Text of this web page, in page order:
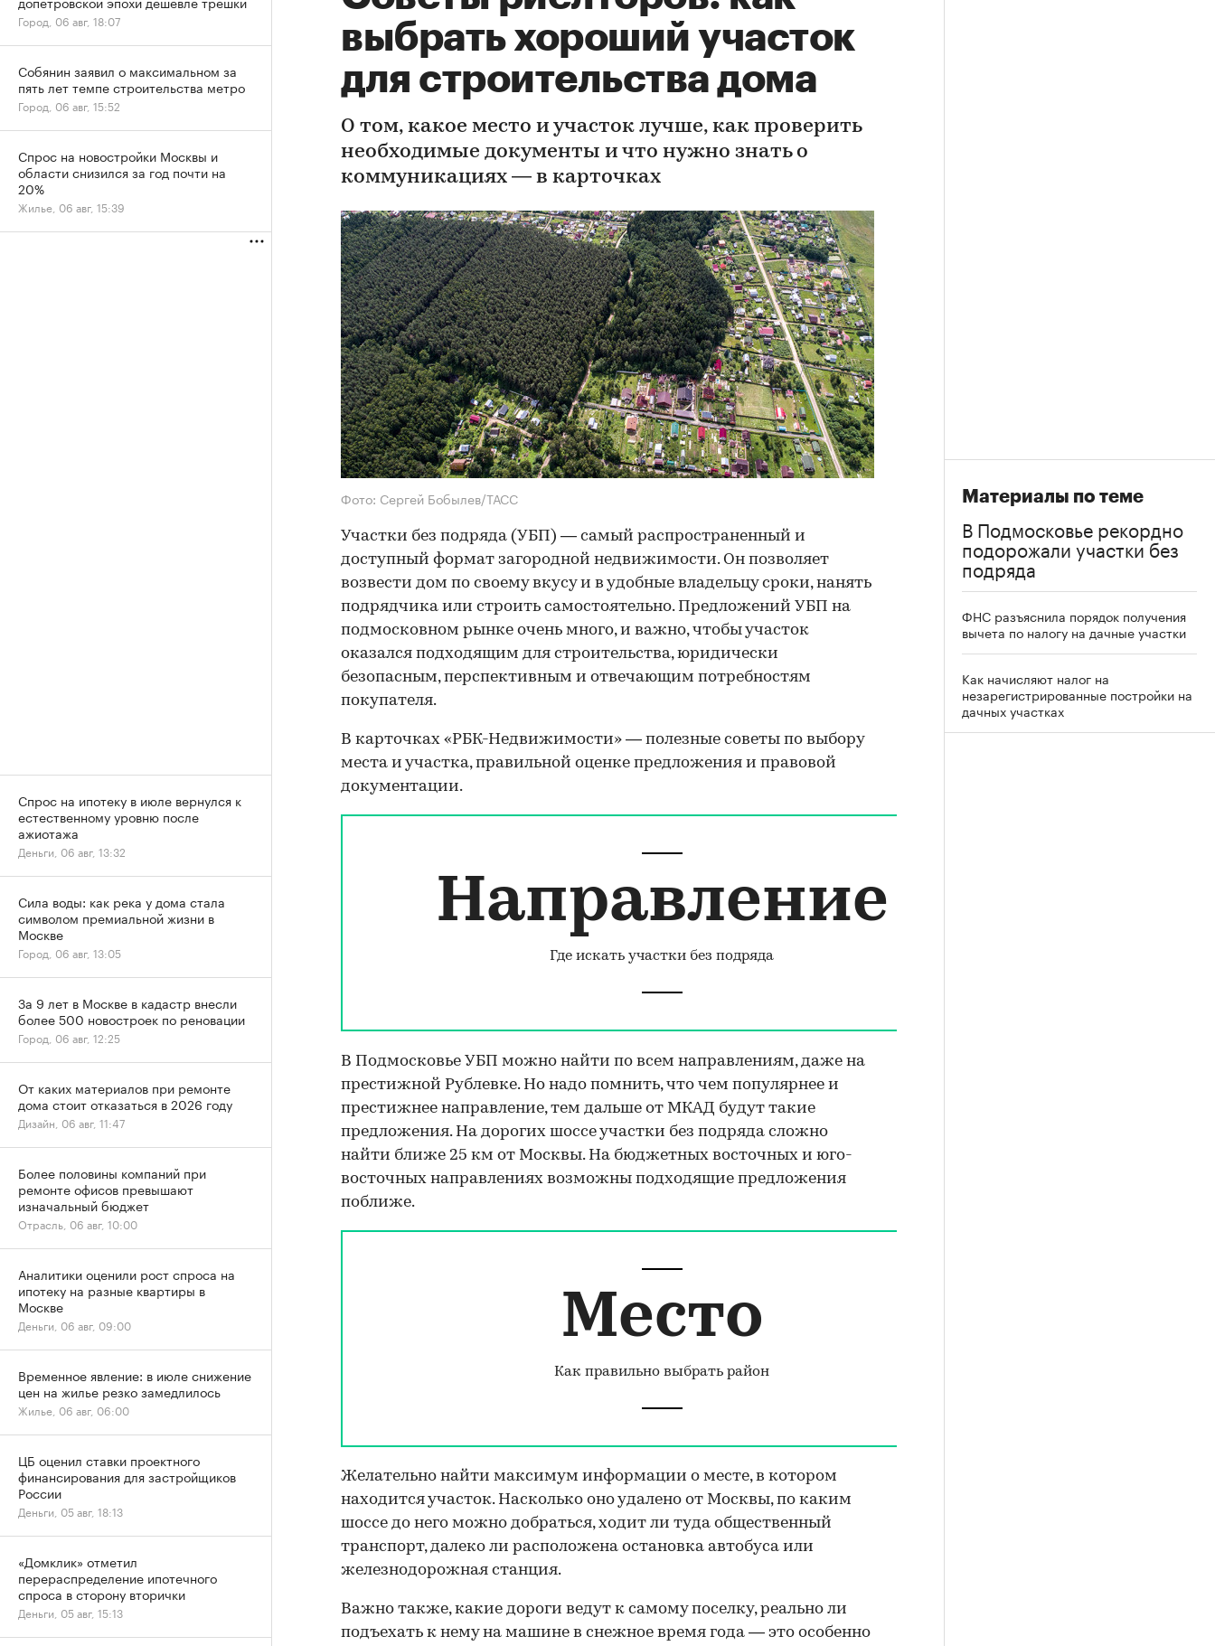
выбрать хороший участок
для строительства дома
О том, какое место и участок лучше, как проверить
необходимые документы и что нужно знать о
коммуникациях — в карточках
Фото: Сергей Бобылев/ТАСС
Участки без подряда (УБП) — самый распространенный и
доступный формат загородной недвижимости. Он позволяет
возвести дом по своему вкусу и в удобные владельцу сроки, нанять
подрядчика или строить самостоятельно. Предложений УБП на
подмосковном рынке очень много, и важно, чтобы участок
оказался подходящим для строительства, юридически
безопасным, перспективным и отвечающим потребностям
покупателя.
В карточках «РБК-Недвижимости» — полезные советы по выбору
места и участка, правильной оценке предложения и правовой
документации.
Направление
Где искать участки без подряда
В Подмосковье УБП можно найти по всем направлениям, даже на
престижной Рублевке. Но надо помнить, что чем популярнее и
престижнее направление, тем дальше от МКАД будут такие
предложения. На дорогих шоссе участки без подряда сложно
найти ближе 25 км от Москвы. На бюджетных восточных и юго-
восточных направлениях возможны подходящие предложения
поближе.
Место
Как правильно выбрать район
Желательно найти максимум информации о месте, в котором
находится участок. Насколько оно удалено от Москвы, по каким
шоссе до него можно добраться, ходит ли туда общественный
транспорт, далеко ли расположена остановка автобуса или
железнодорожная станция.
Важно также, какие дороги ведут к самому поселку, реально ли
подъехать к нему на машине в снежное время года — это особенно
Материалы по теме
В Подмосковье рекордно
подорожали участки без
подряда
ФНС разъяснила порядок получения
вычета по налогу на дачные участки
Как начисляют налог на
незарегистрированные постройки на
дачных участках
Город, 06 авг, 18:07
Собянин заявил о максимальном за
пять лет темпе строительства метро
Город, 06 авг, 15:52
Спрос на новостройки Москвы и
области снизился за год почти на
20%
Жилье, 06 авг, 15:39
Спрос на ипотеку в июле вернулся к
естественному уровню после
ажиотажа
Деньги, 06 авг, 13:32
Сила воды: как река у дома стала
символом премиальной жизни в
Москве
Город, 06 авг, 13:05
За 9 лет в Москве в кадастр внесли
более 500 новостроек по реновации
Город, 06 авг, 12:25
От каких материалов при ремонте
дома стоит отказаться в 2026 году
Дизайн, 06 авг, 11:47
Более половины компаний при
ремонте офисов превышают
изначальный бюджет
Отрасль, 06 авг, 10:00
Аналитики оценили рост спроса на
ипотеку на разные квартиры в
Москве
Деньги, 06 авг, 09:00
Временное явление: в июле снижение
цен на жилье резко замедлилось
Жилье, 06 авг, 06:00
ЦБ оценил ставки проектного
финансирования для застройщиков
России
Деньги, 05 авг, 18:13
«Домклик» отметил
перераспределение ипотечного
спроса в сторону вторички
Деньги, 05 авг, 15:13